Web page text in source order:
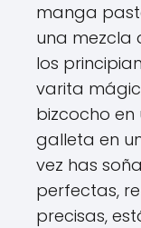
manga
una mezcla
los
varita
bizcocho
galleta en
vez has
perfectas,
precisas,